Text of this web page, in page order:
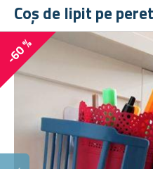
Coş de lipit pe
-60 %